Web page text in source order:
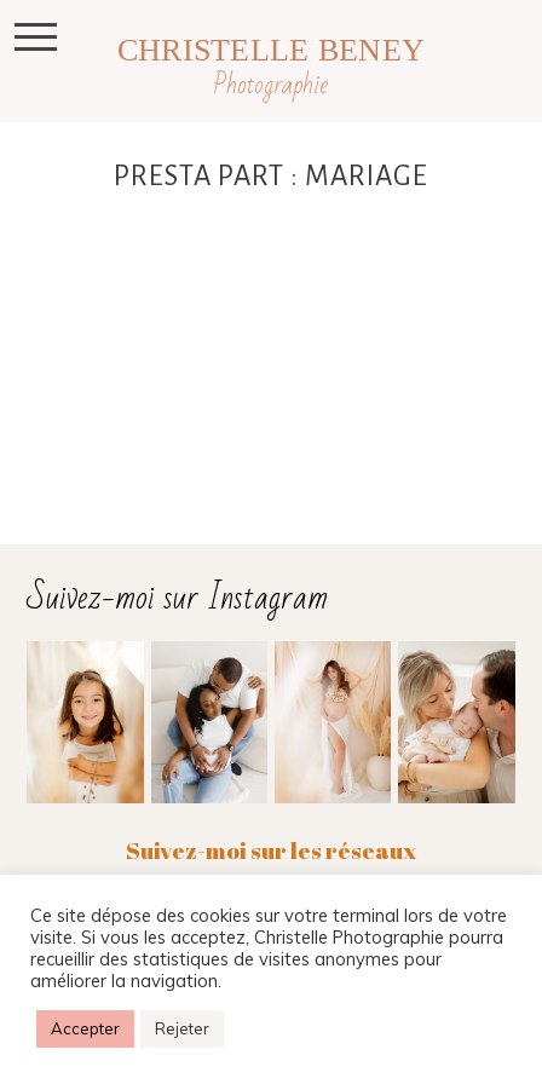
Photographie
CHRISTELLE BENEY
PRESTA PART : MARIAGE
Suivez-moi sur Instagram
Suivez-moi sur les réseaux
Christelle Beney Photographie | Site internet par
Agnes Colombo & Romain Kersulec
légales
| ProPhoto Photography Theme
Ce site dépose des cookies sur votre terminal lors de votre
visite. Si vous les acceptez, Christelle Photographie pourra
recueillir des statistiques de visites anonymes pour
améliorer la navigation.
Accepter Rejeter